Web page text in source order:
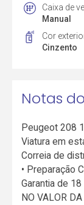
Caixa de
Manual
Cor
Cinzento
Notas
Peugeot 208
Viatura em
Correia de
• Preparação
Garantia de
NO VALOR